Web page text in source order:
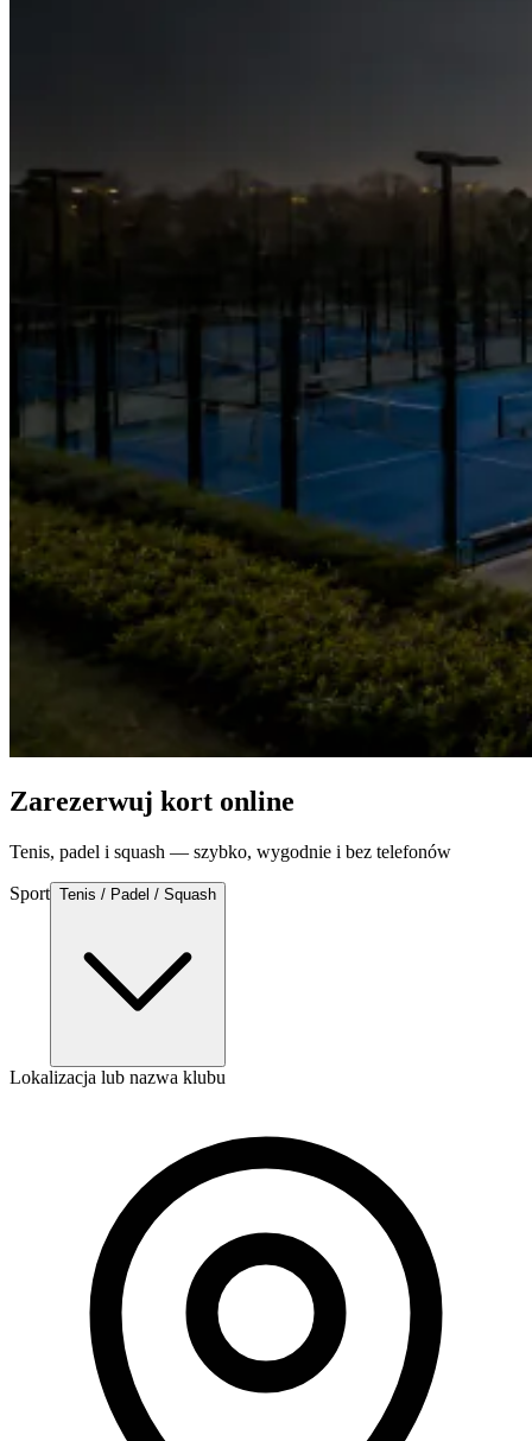
Zarezerwuj kort online
Tenis, padel i squash — szybko, wygodnie i bez telefonów
Sport Tenis / Padel / Squash
Lokalizacja lub nazwa klubu